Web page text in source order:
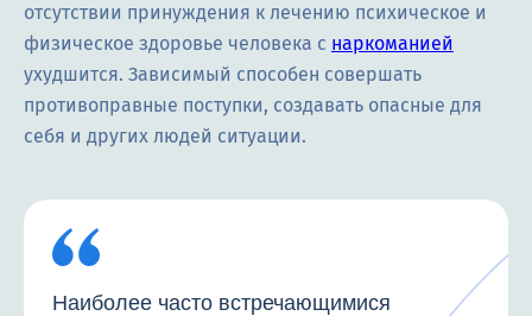
отсутствии принуждения к лечению психическое и
физическое здоровье человека с наркоманией
ухудшится. Зависимый способен совершать
противоправные поступки, создавать опасные для
себя и других людей ситуации.
Наиболее часто встречающимися